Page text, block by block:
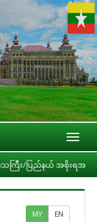
ယ် အစိုးရအဖွဲ့တို့နှင့် လုပ်ငန်
MY EN